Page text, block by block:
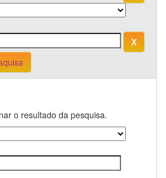
o resultado da pesquisa.